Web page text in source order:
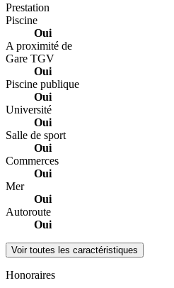
Prestation
Piscine
Oui
A proximité de
Gare TGV
Oui
Piscine publique
Oui
Université
Oui
Salle de sport
Oui
Commerces
Oui
Mer
Oui
Autoroute
Oui
Voir toutes les caractéristiques
Honoraires